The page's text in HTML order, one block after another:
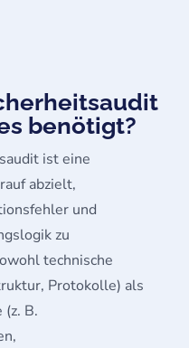
benötigt?
ist eine
abzielt,
und
zu
technische
Protokolle) als
B.